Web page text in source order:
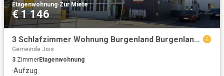
Etagenwohnung·Zur Miete
€ 1 146
3 Schlafzimmer Wohnung Burgenland Burgenland 104683936
Gemeinde Jois
3 ZimmerEtagenwohnung
·Aufzug